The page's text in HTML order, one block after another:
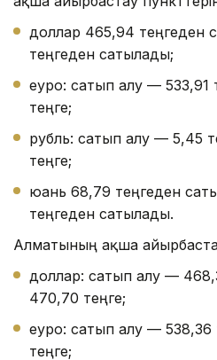
доллар 465,94 теңгеден
теңгеден сатылады;
еуро: сатып алу — 533,91
теңге;
рубль: сатып алу — 5,45
теңге;
юань 68,79 теңгеден
теңгеден сатылады.
Алматының ақша
доллар: сатып алу —
470,70 теңге;
еуро: сатып алу — 538,36
теңге;